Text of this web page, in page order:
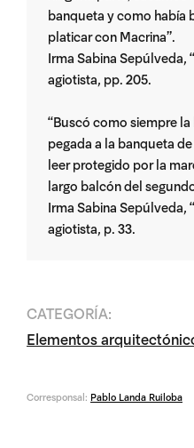
banqueta y como había
platicar con Macrina”.
Irma Sabina Sepúlveda,
agiotista, pp. 205.
“Buscó como siempre
pegada a la banqueta
leer protegido por la
largo balcón del
Irma Sabina Sepúlveda,
agiotista, p. 33.
CATEGORÍA:
Elementos
Corresponsal: Pablo Landa Ruiloba